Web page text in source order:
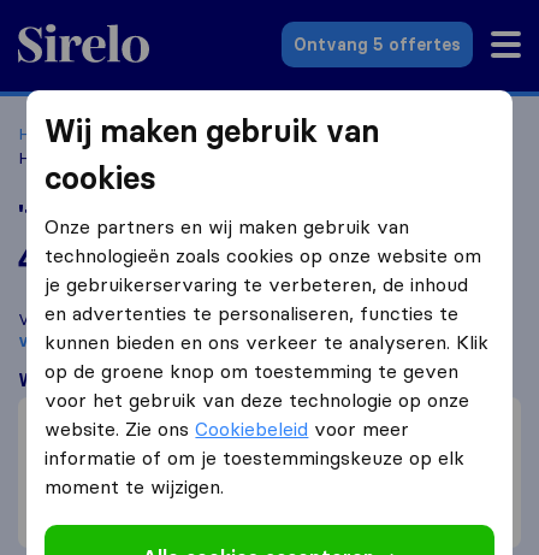
Sirelo.nl
Ontvang 5 offertes
Home Verhuisbedrijven Verhuisbedrijven Naaldwijk
Hoentje & Van der Zalm
't Hoentje & Van der Zalm
4,9 gebaseerd op 101
Sirelo en Google reviews
i
Vergelijk 't Hoentje & Van der Zalm met andere
verhuisbedrijvenuitNaaldwijk
Wat klanten zeggen
Prijs (1)
Snelle verhuizing (1)
Professioneel (1)
Wij maken gebruik van
cookies
Onze partners en wij maken gebruik van
technologieën zoals cookies op onze website om
je gebruikerservaring te verbeteren, de inhoud
en advertenties te personaliseren, functies te
kunnen bieden en ons verkeer te analyseren. Klik
op de groene knop om toestemming te geven
voor het gebruik van deze technologie op onze
website. Zie onsCookiebeleid voor meer
informatie of om je toestemmingskeuze op elk
moment te wijzigen.